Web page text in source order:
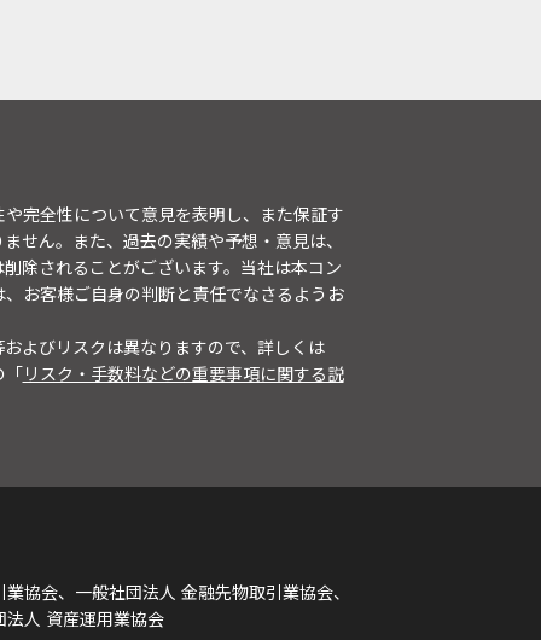
完全性について意見を表明し、また保証す
せん。また、過去の実績や予想・意見は、
除されることがございます。当社は本コン
お客様ご自身の判断と責任でなさるようお
よびリスクは異なりますので、詳しくは
「リスク・手数料などの重要事項に関する説
協会、一般社団法人 金融先物取引業協会、
人 資産運用業協会